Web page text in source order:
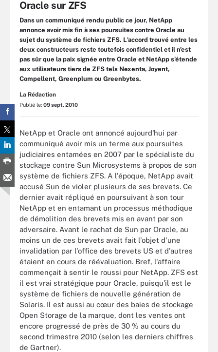
Oracle sur ZFS
Dans un communiqué rendu public ce jour, NetApp
annonce avoir mis fin à ses poursuites contre Oracle au
sujet du système de fichiers ZFS. L'accord trouvé entre les
deux constructeurs reste toutefois confidentiel et il n'est
pas sûr que la paix signée entre Oracle et NetApp s'étende
aux utilisateurs tiers de ZFS tels Nexenta, Joyent,
Compellent, Greenplum ou Greenbytes.
La Rédaction
Publié le: 09 sept. 2010
NetApp et Oracle ont annoncé aujourd'hui par
communiqué avoir mis un terme aux poursuites
judiciaires entamées en 2007 par le spécialiste du
stockage contre Sun Microsystems à propos de son
système de fichiers ZFS. A l'époque, NetApp avait
accusé Sun de violer plusieurs de ses brevets. Ce
dernier avait répliqué en poursuivant à son tour
NetApp et en entamant un processus méthodique
de démolition des brevets mis en avant par son
adversaire. Avant le rachat de Sun par Oracle, au
moins un de ces brevets avait fait l'objet d'une
invalidation par l'office des brevets US et d'autres
étaient en cours de réévaluation. Bref, l'affaire
commençait à sentir le roussi pour NetApp. ZFS est
il est vrai stratégique pour Oracle, puisqu'il est le
système de fichiers de nouvelle génération de
Solaris. Il est aussi au cœur des baies de stockage
Open Storage de la marque, dont les ventes ont
encore progressé de près de 30 % au cours du
second trimestre 2010 (selon les derniers chiffres
de Gartner).